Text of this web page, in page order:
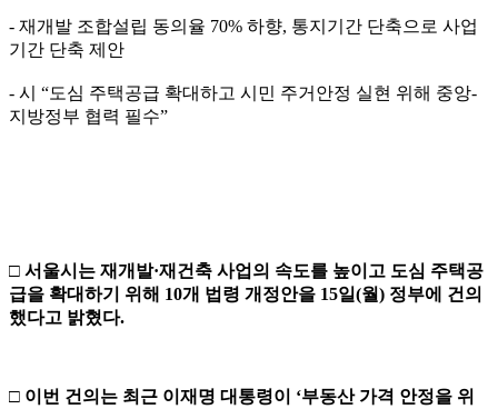
- 재개발 조합설립 동의율 70% 하향, 통지기간 단축으로 사업
기간 단축 제안
- 시 “도심 주택공급 확대하고 시민 주거안정 실현 위해 중앙-
지방정부 협력 필수”
□ 서울시는 재개발·재건축 사업의 속도를 높이고 도심 주택공
급을 확대하기 위해 10개 법령 개정안을 15일(월) 정부에 건의
했다고 밝혔다.
□ 이번 건의는 최근 이재명 대통령이 ‘부동산 가격 안정을 위